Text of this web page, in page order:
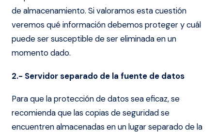
de almacenamiento. Si valoramos esta cuestión
veremos qué información debemos proteger y cuál
puede ser susceptible de ser eliminada en un
momento dado.
2.- Servidor separado de la fuente de datos
Para que la protección de datos sea eficaz, se
recomienda que las copias de seguridad se
encuentren almacenadas en un lugar separado de la